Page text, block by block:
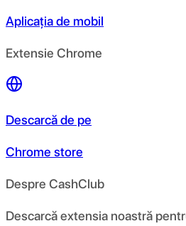
Aplicația de mobil
Extensie Chrome
Descarcă de pe
Chrome store
Despre CashClub
Descarcă extensia noastră